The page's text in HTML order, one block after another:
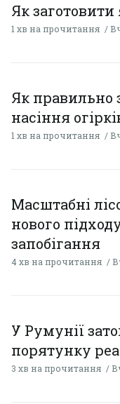
Як заготовити
1 хв на прочитання
Як правильно
насіння
1 хв на прочитання
Масштабні
нового
запобігання
4 хв на прочитання
У Румунії
порятунку
3 хв на прочитання